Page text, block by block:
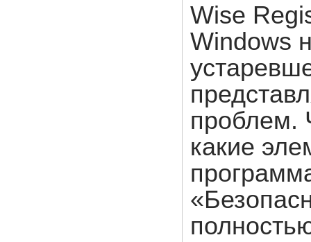
Wise
Windows
проблем.
какие